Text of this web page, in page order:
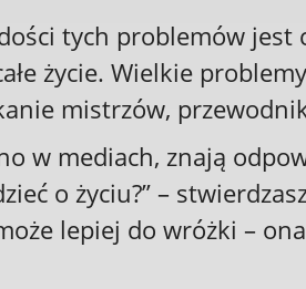
tych problemów jest
życie. Wielkie
mistrzów,
w mediach, znają
o życiu?” –
lepiej do wróżki –